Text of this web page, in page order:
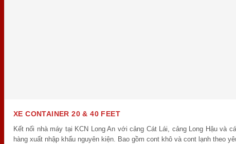
XE CONTAINER 20 & 40 FEET
Kết nối nhà máy tại KCN Long An với cảng Cát Lái, cảng Long Hậu và
hàng xuất nhập khẩu nguyên kiện. Bao gồm cont khô và cont lạnh theo